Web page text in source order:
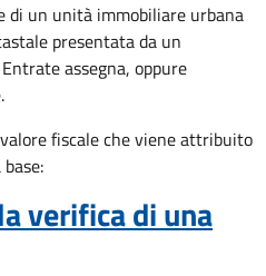
di un unità immobiliare urbana
presentata da un
assegna, oppure
fiscale che viene attribuito
verifica di una